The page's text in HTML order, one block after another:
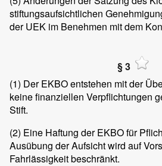
stiftungsaufsichtlichen
der UEK im Benehmen mit dem
§ 3
(1) Der EKBO entstehen mit der
keine finanziellen Verpflichtungen
Stift.
(2) Eine Haftung der EKBO für
Ausübung der Aufsicht wird auf
Fahrlässigkeit beschränkt.